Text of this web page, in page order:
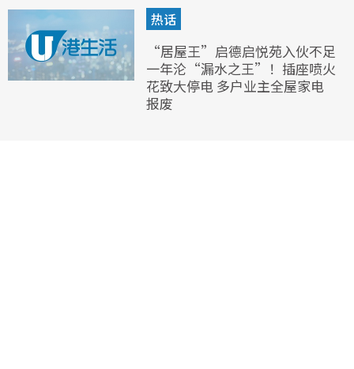
热话
“居屋王”启德启悦苑入伙不足
一年沦“漏水之王”！插座喷火
花致大停电 多户业主全屋家电
报废